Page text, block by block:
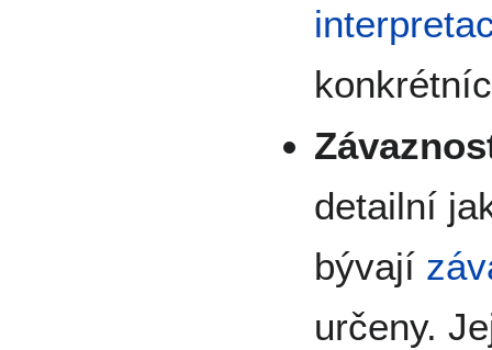
detailní
bývají
určeny.